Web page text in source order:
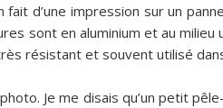
fait d’une impression sur un
sont en aluminium et au milieu
résistant et souvent utilisé
Je me disais qu’un petit